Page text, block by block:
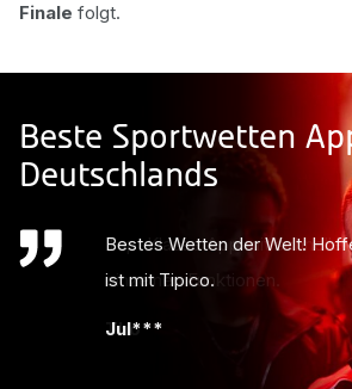
Finale folgt.
Beste Sportwetten
Deutschlands
Bestes Wetten der Welt!
ist mit Tipico.
Jul***